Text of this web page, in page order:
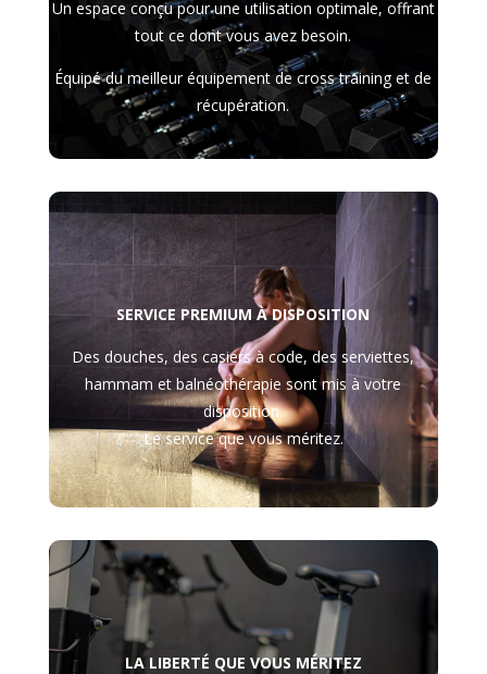
Un espace conçu pour une utilisation optimale, offrant
tout ce dont vous avez besoin.
Équipé du meilleur équipement de cross training et de
récupération.
SERVICE PREMIUM À DISPOSITION
Des douches, des casiers à code, des serviettes,
hammam et balnéothérapie sont mis à votre
disposition.
Le service que vous méritez.
LA LIBERTÉ QUE VOUS MÉRITEZ